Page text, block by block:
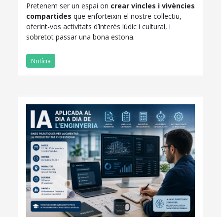
Pretenem ser un espai on crear vincles i vivències
compartides que enforteixin el nostre col·lectiu,
oferint-vos activitats d’interès lúdic i cultural, i
sobretot passar una bona estona.
Notícia